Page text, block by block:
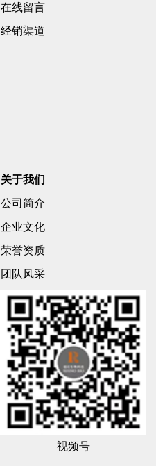
在线留言
经销渠道
关于我们
公司简介
企业文化
荣誉资质
团队风采
视频号